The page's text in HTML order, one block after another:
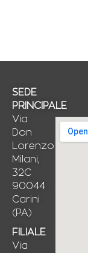
SEDE
PRINCIPALE
Via
Don
Lorenzo
Milani,
32C
90044
Carini
(PA)
FILIALE
Via